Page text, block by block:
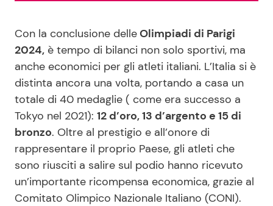
Mondo Mamma
News benessere
Salute
Viaggi e Turismo
Festività
Le Ricette in TV
Primi Piatti
Ricette Facili e Veloci
Ricette Feste
Ricette per Bambini
Con la conclusione delleOlimpiadi di Parigi
2024, è tempo di bilanci non solo sportivi, ma
anche economici per gli atleti italiani. L’Italia si è
distinta ancora una volta, portando a casa un
totale di 40 medaglie ( come era successo a
Tokyo nel 2021): 12 d’oro, 13 d’argento e 15 di
bronzo. Oltre al prestigio e all’onore di
rappresentare il proprio Paese, gli atleti che
sono riusciti a salire sul podio hanno ricevuto
un’importante ricompensa economica, grazie al
Comitato Olimpico Nazionale Italiano (CONI).